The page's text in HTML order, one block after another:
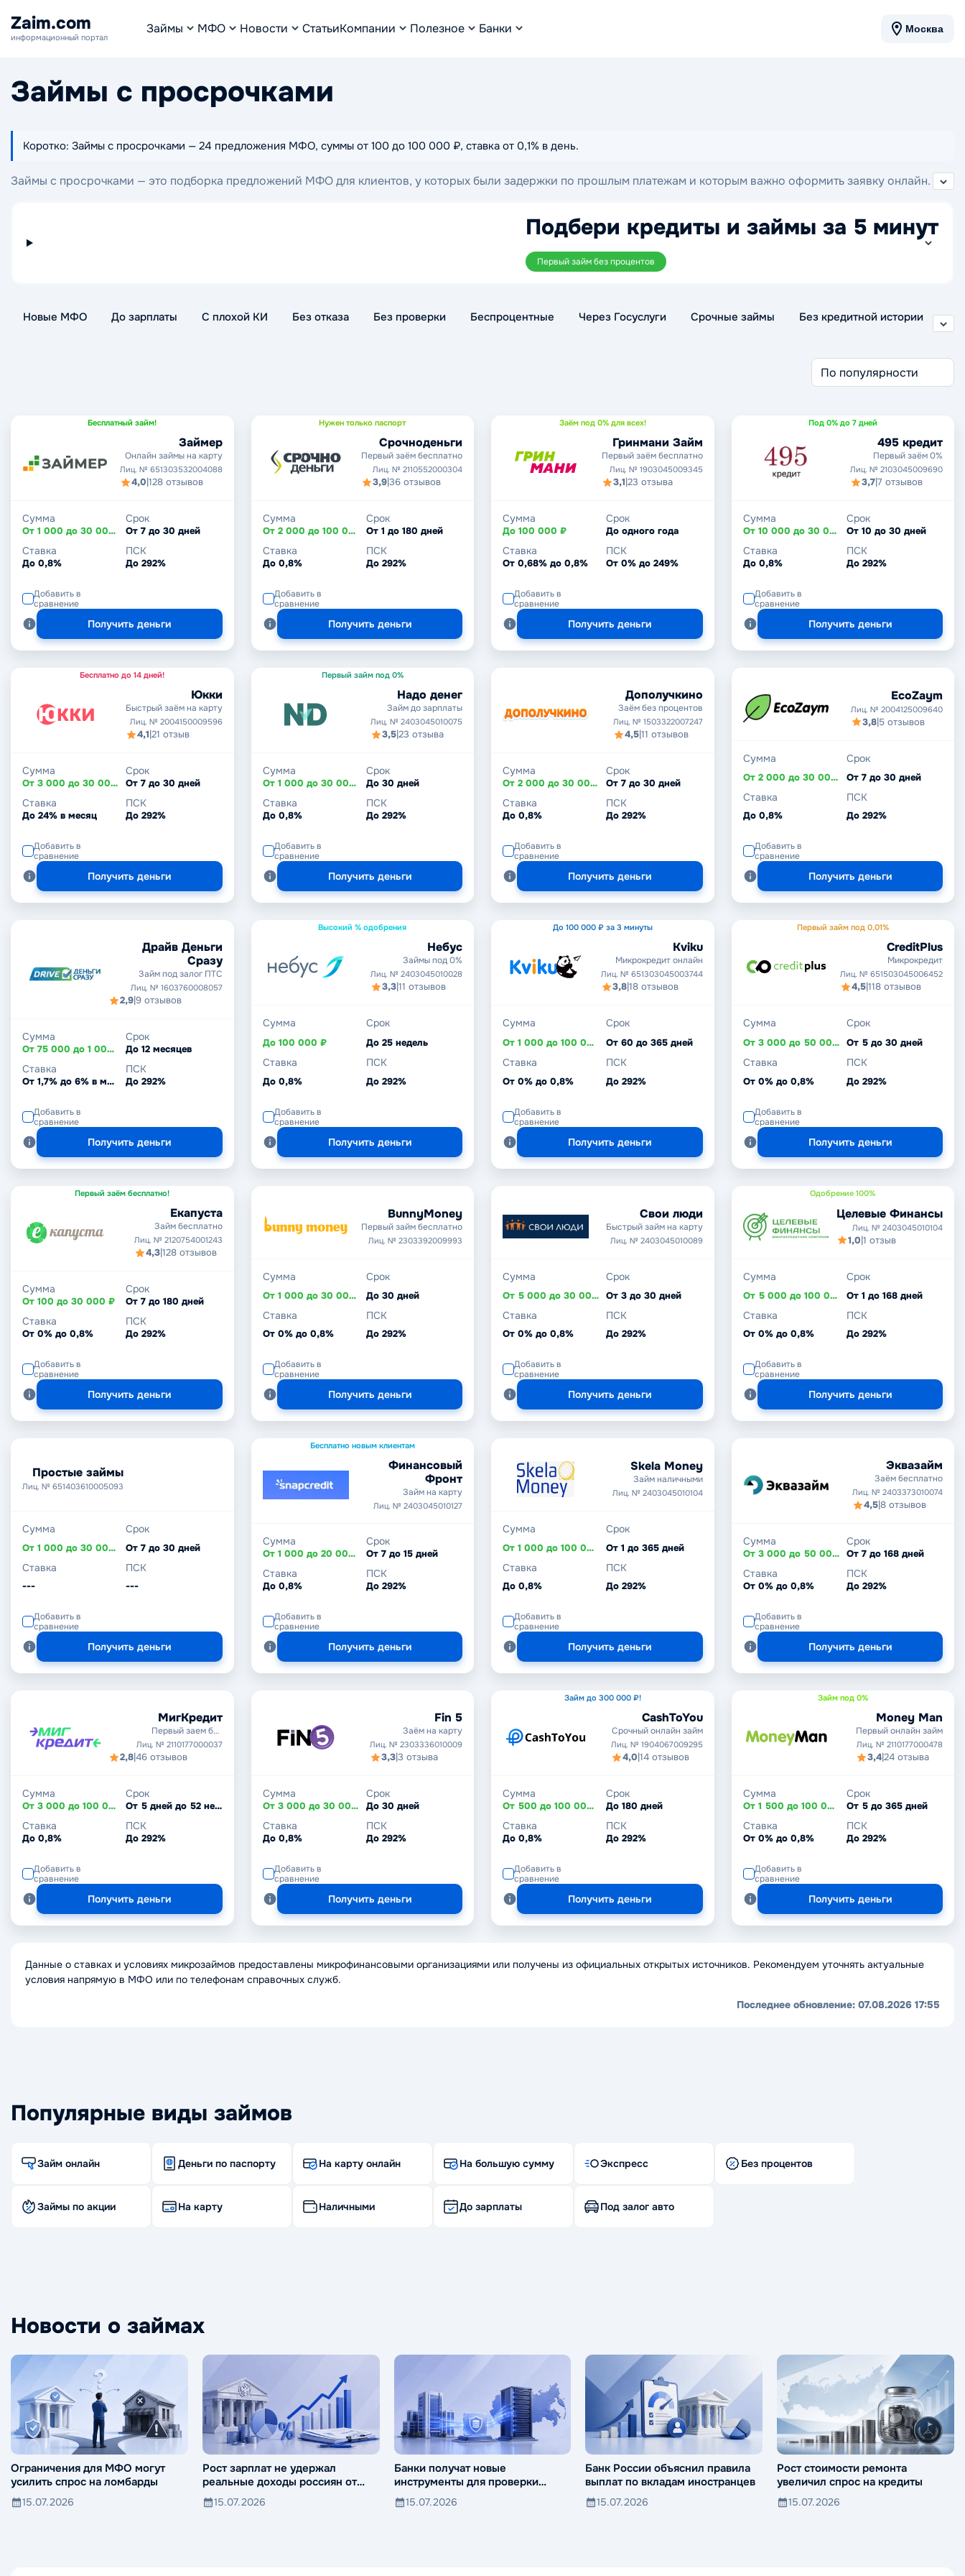
Zaim.com
информационный портал
Займы МФО Новости СтатьиКомпании Полезное Банки Москва
Займы с просрочками
Коротко: Займы с просрочками — 24 предложения МФО, суммы от 100 до 100 000 ₽, ставка от 0,1% в день.
Займы с просрочками — это подборка предложений МФО для клиентов, у которых были задержки по прошлым платежам и которым важно оформить заявку онлайн.
Подбери кредиты и займы за 5 минут
Первый займ без процентов
Новые МФО До зарплаты С плохой КИ Без отказа Без проверки Беспроцентные Через Госуслуги Срочные займы Без кредитной истории
Бесплатный займ!
Займер
Онлайн займы на карту
Лиц. № 651303532004088
4,0|128 отзывов
Сумма
От 1 000 до 30 000 ₽
Срок
От 7 до 30 дней
Ставка
До 0,8%
ПСК
До 292%
Добавить в
сравнение
Получить деньги
Нужен только паспорт
Срочноденьги
Первый заём бесплатно
Лиц. № 2110552000304
3,9|36 отзывов
Сумма
От 2 000 до 100 000 ₽
Срок
От 1 до 180 дней
Ставка
До 0,8%
ПСК
До 292%
Добавить в
сравнение
Получить деньги
Заём под 0% для всех!
Гринмани Займ
Первый заём бесплатно
Лиц. № 1903045009345
3,1|23 отзыва
Сумма
До 100 000 ₽
Срок
До одного года
Ставка
От 0,68% до 0,8%
ПСК
От 0% до 249%
Добавить в
сравнение
Получить деньги
Под 0% до 7 дней
495 кредит
Первый заём 0%
Лиц. № 2103045009690
3,7|7 отзывов
Сумма
От 10 000 до 30 000 ₽
Срок
От 10 до 30 дней
Ставка
До 0,8%
ПСК
До 292%
Добавить в
сравнение
Получить деньги
Бесплатно до 14 дней!
Юкки
Быстрый заём на карту
Лиц. № 2004150009596
4,1|21 отзыв
Сумма
От 3 000 до 30 000 ₽
Срок
От 7 до 30 дней
Ставка
До 24% в месяц
ПСК
До 292%
Добавить в
сравнение
Получить деньги
Первый займ под 0%
Надо денег
Займ до зарплаты
Лиц. № 2403045010075
3,5|23 отзыва
Сумма
От 1 000 до 30 000 ₽
Срок
До 30 дней
Ставка
До 0,8%
ПСК
До 292%
Добавить в
сравнение
Получить деньги
Дополучкино
Заём без процентов
Лиц. № 1503322007247
4,5|11 отзывов
Сумма
От 2 000 до 30 000 ₽
Срок
От 7 до 30 дней
Ставка
До 0,8%
ПСК
До 292%
Добавить в
сравнение
Получить деньги
EcoZaym
Лиц. № 2004125009640
3,8|5 отзывов
Сумма
От 2 000 до 30 000 ₽
Срок
От 7 до 30 дней
Ставка
До 0,8%
ПСК
До 292%
Добавить в
сравнение
Получить деньги
Драйв Деньги
Сразу
Займ под залог ПТС
Лиц. № 1603760008057
2,9|9 отзывов
Сумма
От 75 000 до 1 000 000 ₽
Срок
До 12 месяцев
Ставка
От 1,7% до 6% в месяц
ПСК
До 292%
Добавить в
сравнение
Получить деньги
Высокий % одобрения
Небус
Займы под 0%
Лиц. № 2403045010028
3,3|11 отзывов
Сумма
До 100 000 ₽
Срок
До 25 недель
Ставка
До 0,8%
ПСК
До 292%
Добавить в
сравнение
Получить деньги
До 100 000 ₽ за 3 минуты
Kviku
Микрокредит онлайн
Лиц. № 651303045003744
3,8|18 отзывов
Сумма
От 1 000 до 100 000 ₽
Срок
От 60 до 365 дней
Ставка
От 0% до 0,8%
ПСК
До 292%
Добавить в
сравнение
Получить деньги
Первый займ под 0,01%
CreditPlus
Микрокредит
Лиц. № 651503045006452
4,5|118 отзывов
Сумма
От 3 000 до 50 000 ₽
Срок
От 5 до 30 дней
Ставка
От 0% до 0,8%
ПСК
До 292%
Добавить в
сравнение
Получить деньги
Первый заём бесплатно!
Екапуста
Займ бесплатно
Лиц. № 2120754001243
4,3|128 отзывов
Сумма
От 100 до 30 000 ₽
Срок
От 7 до 180 дней
Ставка
От 0% до 0,8%
ПСК
До 292%
Добавить в
сравнение
Получить деньги
BunnyMoney
Первый займ бесплатно
Лиц. № 2303392009993
Сумма
От 1 000 до 30 000 ₽
Срок
До 30 дней
Ставка
От 0% до 0,8%
ПСК
До 292%
Добавить в
сравнение
Получить деньги
Свои люди
Быстрый займ на карту
Лиц. № 2403045010089
Сумма
От 5 000 до 30 000 ₽
Срок
От 3 до 30 дней
Ставка
От 0% до 0,8%
ПСК
До 292%
Добавить в
сравнение
Получить деньги
Одобрение 100%
Целевые Финансы
Лиц. № 2403045010104
1,0|1 отзыв
Сумма
От 5 000 до 100 000 ₽
Срок
От 1 до 168 дней
Ставка
От 0% до 0,8%
ПСК
До 292%
Добавить в
сравнение
Получить деньги
Простые займы
Лиц. № 651403610005093
Сумма
От 1 000 до 30 000 ₽
Срок
От 7 до 30 дней
Ставка
---
ПСК
---
Добавить в
сравнение
Получить деньги
Бесплатно новым клиентам
Финансовый
Фронт
Займ на карту
Лиц. № 2403045010127
Сумма
От 1 000 до 20 000 ₽
Срок
От 7 до 15 дней
Ставка
До 0,8%
ПСК
До 292%
Добавить в
сравнение
Получить деньги
Skela Money
Займ наличными
Лиц. № 2403045010104
Сумма
От 1 000 до 100 000 ₽
Срок
От 1 до 365 дней
Ставка
До 0,8%
ПСК
До 292%
Добавить в
сравнение
Получить деньги
Эквазайм
Заём бесплатно
Лиц. № 2403373010074
4,5|8 отзывов
Сумма
От 3 000 до 50 000 ₽
Срок
От 7 до 168 дней
Ставка
От 0% до 0,8%
ПСК
До 292%
Добавить в
сравнение
Получить деньги
МигКредит
Первый заем без
процентов
Лиц. № 2110177000037
2,8|46 отзывов
Сумма
От 3 000 до 100 000 ₽
Срок
От 5 дней до 52 недель
Ставка
До 0,8%
ПСК
До 292%
Добавить в
сравнение
Получить деньги
Fin 5
Заём на карту
Лиц. № 2303336010009
3,3|3 отзыва
Сумма
От 3 000 до 30 000 ₽
Срок
До 30 дней
Ставка
До 0,8%
ПСК
До 292%
Добавить в
сравнение
Получить деньги
Займ до 300 000 ₽!
CashToYou
Срочный онлайн займ
Лиц. № 1904067009295
4,0|14 отзывов
Сумма
От 500 до 100 000 ₽
Срок
До 180 дней
Ставка
До 0,8%
ПСК
До 292%
Добавить в
сравнение
Получить деньги
Займ под 0%
Money Man
Первый онлайн займ
Лиц. № 2110177000478
3,4|24 отзыва
Сумма
От 1 500 до 100 000 ₽
Срок
От 5 до 365 дней
Ставка
От 0% до 0,8%
ПСК
До 292%
Добавить в
сравнение
Получить деньги
Данные о ставках и условиях микрозаймов предоставлены микрофинансовыми организациями или получены из официальных открытых источников. Рекомендуем уточнять актуальные
условия напрямую в МФО или по телефонам справочных служб.
Последнее обновление: 07.08.2026 17:55
Популярные виды займов
Займ онлайн Деньги по паспорту На карту онлайн На большую сумму Экспресс Без процентов
Займы по акции На карту Наличными До зарплаты Под залог авто
Новости о займах
Ограничения для МФО могут
усилить спрос на ломбарды
15.07.2026
Рост зарплат не удержал
реальные доходы россиян от
падения
15.07.2026
Банки получат новые
инструменты для проверки
компаний и клиентов
15.07.2026
Банк России объяснил правила
выплат по вкладам иностранцев
15.07.2026
Рост стоимости ремонта
увеличил спрос на кредиты
15.07.2026